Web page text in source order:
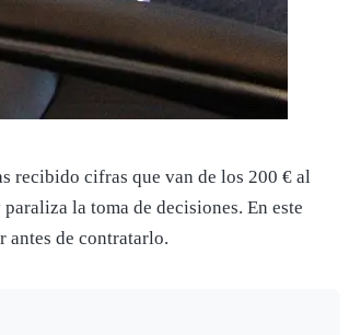
recibido cifras que van de los 200 € al
la toma de decisiones. En este
antes de contratarlo.